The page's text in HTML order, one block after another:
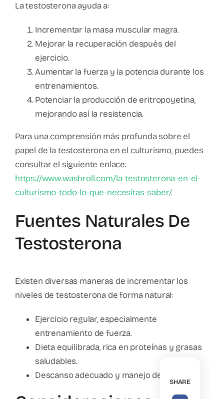
La testosterona ayuda a:
Incrementar la masa muscular magra.
Mejorar la recuperación después del
ejercicio.
Aumentar la fuerza y la potencia durante los
entrenamientos.
Potenciar la producción de eritropoyetina,
mejorando así la resistencia.
Para una comprensión más profunda sobre el
papel de la testosterona en el culturismo, puedes
consultar el siguiente enlace:
https://www.washroll.com/la-testosterona-en-el-
culturismo-todo-lo-que-necesitas-saber/.
Fuentes Naturales De
Testosterona
Existen diversas maneras de incrementar los
niveles de testosterona de forma natural:
Ejercicio regular, especialmente
entrenamiento de fuerza.
Dieta equilibrada, rica en proteínas y grasas
saludables.
Descanso adecuado y manejo del estrés.
SHARE